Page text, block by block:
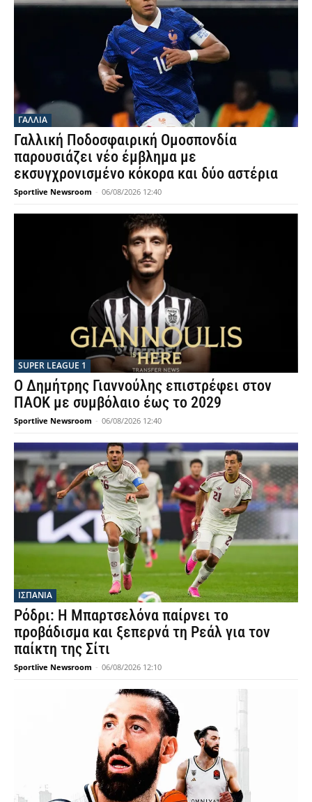
ΓΑΛΛΙΑ
Γαλλική Ποδοσφαιρική Ομοσπονδία
παρουσιάζει νέο έμβλημα με
εκσυγχρονισμένο κόκορα και δύο αστέρια
Sportlive Newsroom - 06/08/2026 12:40
SUPER LEAGUE 1
Ο Δημήτρης Γιαννούλης επιστρέφει στον
ΠΑΟΚ με συμβόλαιο έως το 2029
Sportlive Newsroom - 06/08/2026 12:40
ΙΣΠΑΝΙΑ
Ρόδρι: Η Μπαρτσελόνα παίρνει το
προβάδισμα και ξεπερνά τη Ρεάλ για τον
παίκτη της Σίτι
Sportlive Newsroom - 06/08/2026 12:10